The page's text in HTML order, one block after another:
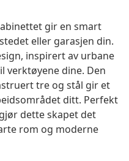
gir en smart
eller garasjen din.
inspirert av urbane
verktøyene dine. Den
tre og stål gir et
ditt. Perfekt
dette skapet det
rom og moderne